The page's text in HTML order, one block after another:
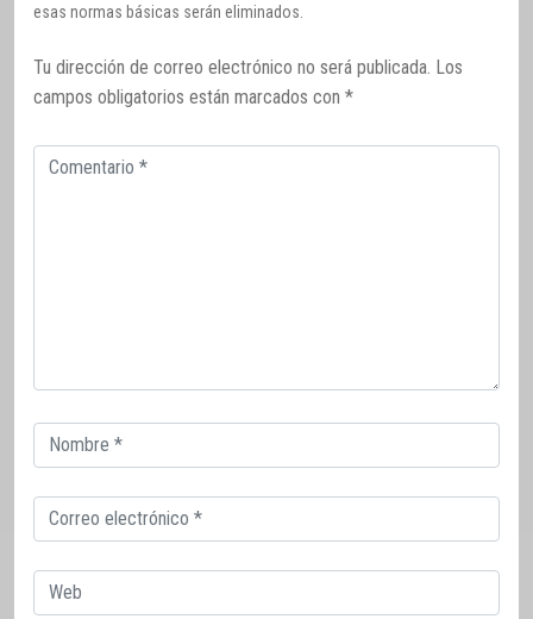
esas normas básicas serán eliminados.
Tu dirección de correo electrónico no será publicada. Los
campos obligatorios están marcados con *
Comentario
Correo
electrónico
Correo
electrónico
Web